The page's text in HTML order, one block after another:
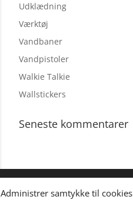
Administrer samtykke til cookies
Udklædning
Værktøj
Vandbaner
Vandpistoler
Walkie Talkie
Wallstickers
Seneste kommentarer